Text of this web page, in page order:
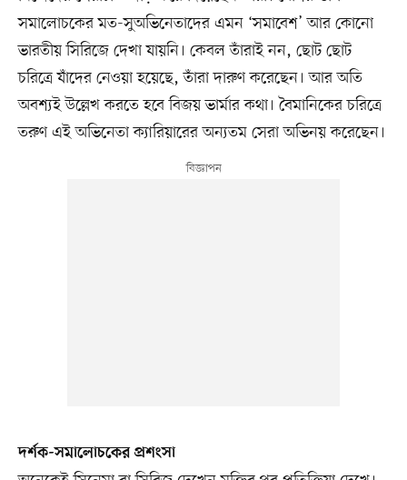
সমালোচকের মত-সুঅভিনেতাদের এমন ‘সমাবেশ’ আর কোনো
ভারতীয় সিরিজে দেখা যায়নি। কেবল তাঁরাই নন, ছোট ছোট
চরিত্রে যাঁদের নেওয়া হয়েছে, তাঁরা দারুণ করেছেন। আর অতি
অবশ্যই উল্লেখ করতে হবে বিজয় ভার্মার কথা। বৈমানিকের চরিত্রে
তরুণ এই অভিনেতা ক্যারিয়ারের অন্যতম সেরা অভিনয় করেছেন।
দর্শক-সমালোচকের প্রশংসা